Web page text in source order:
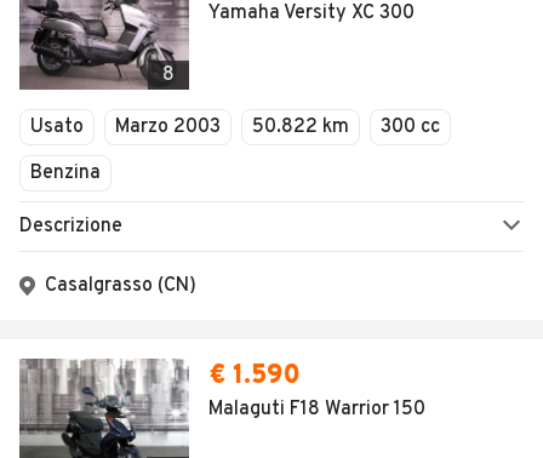
8
Yamaha Versity XC 300
Usato Marzo 2003 50.822 km
300 cc
Benzina
Descrizione
Casalgrasso (CN)
€ 1.590
Malaguti F18 Warrior 150